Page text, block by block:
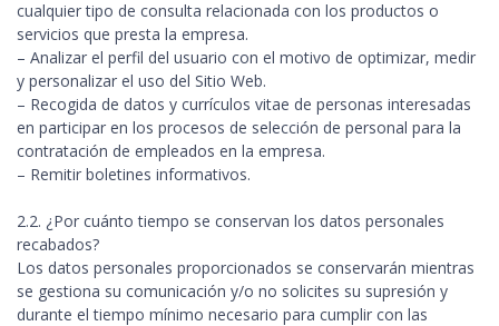
cualquier tipo de consulta relacionada con los productos o
servicios que presta la empresa.
– Analizar el perfil del usuario con el motivo de optimizar, medir
y personalizar el uso del Sitio Web.
– Recogida de datos y currículos vitae de personas interesadas
en participar en los procesos de selección de personal para la
contratación de empleados en la empresa.
– Remitir boletines informativos.
2.2. ¿Por cuánto tiempo se conservan los datos personales
recabados?
Los datos personales proporcionados se conservarán mientras
se gestiona su comunicación y/o no solicites su supresión y
durante el tiempo mínimo necesario para cumplir con las